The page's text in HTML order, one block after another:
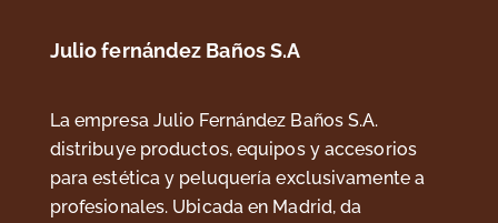
Julio fernández Baños S.A
La empresa Julio Fernández Baños S.A.
distribuye productos, equipos y accesorios
para estética y peluquería exclusivamente a
profesionales. Ubicada en Madrid, da